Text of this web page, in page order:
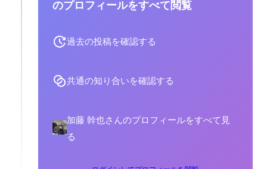
のプロフィールをすべて閲覧
過去の投稿を確認する
共通の知り合いを確認する
加藤 幹也さんのプロフィールをすべて見
る